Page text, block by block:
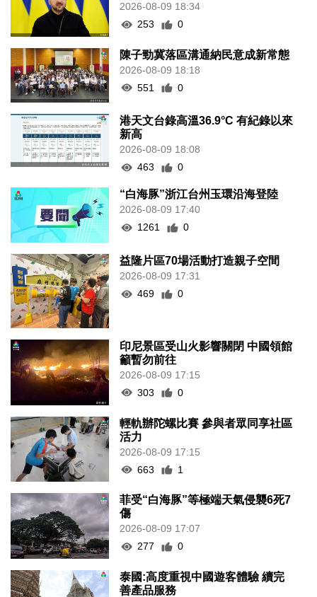
2026-08-09 18:34
253
0
陳子勁冀落區溝通納民意成新常態
2026-08-09 18:18
551
0
港天文台錄高溫36.9°C 有紀錄以來
新高
2026-08-09 18:08
463
0
“白海豚”浙江台州玉環沿海登陸
2026-08-09 17:40
1261
0
益隆片區70場活動打造親子空間
2026-08-09 17:31
469
0
印尼景區受山火影響關閉 中國領館
籲暫勿前往
2026-08-09 17:15
303
0
輕軌辦陀螺比賽 參與者眾同享社區
活力
2026-08-09 17:15
663
1
菲受“白海豚”等極端天氣侵襲6死7
傷
2026-08-09 17:07
277
0
泰國:高度重視中國遊客體驗 續完
善產品服務